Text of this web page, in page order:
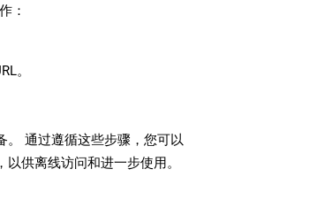
：
。
。 通过遵循这些步骤，您可以
供离线访问和进一步使用。